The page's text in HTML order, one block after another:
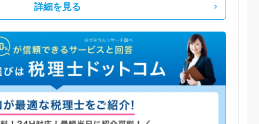
詳細を見る